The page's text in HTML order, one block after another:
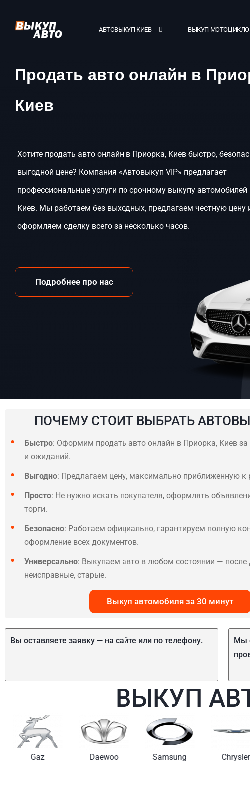
АВТОВЫКУП КИЕВ ВЫКУП
Продать авто онлайн в
Киев
Хотите продать авто онлайн в Приорка, Киев быстро,
выгодной цене? Компания «Автовыкуп VIP» предлагает
профессиональные услуги по срочному выкупу автомобилей
Киев. Мы работаем без выходных, предлагаем честную цену
оформляем сделку всего за несколько часов.
Подробнее про нас
ПОЧЕМУ СТОИТ ВЫБРАТЬ
Быстро: Оформим продать авто онлайн в Приорка, Киев за
и ожиданий.
Выгодно: Предлагаем цену, максимально приближенную к
Просто: Не нужно искать покупателя, оформлять
торги.
Безопасно: Работаем официально, гарантируем полную
оформление всех документов.
Универсально: Выкупаем авто в любом состоянии — после
неисправные, старые.
Выкуп автомобиля за 30 минут
Вы оставляете заявку — на сайте или по телефону.
Мы
ВЫКУП
Gaz Daewoo Samsung Chrysler